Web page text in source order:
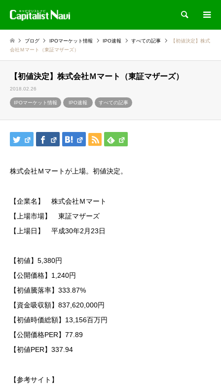
検索
ブログ IPOマーケット情報 IPO速報 すべての記事
【初値決定】株式
会社Ｍマート（東証マザーズ）
【初値決定】株式会社Ｍマート（東証マザーズ）
2018.02.26
IPOマーケット情報 IPO速報 すべての記事
株式会社Ｍマートが上場。初値決定。
【企業名】 株式会社Ｍマート
【上場市場】 東証マザーズ
【上場日】 平成30年2月23日
【初値】5,380円
【公開価格】1,240円
【初値騰落率】333.87%
【資金吸収額】837,620,000円
【初値時価総額】13,156百万円
【公開価格PER】77.89
【初値PER】337.94
【参考サイト】